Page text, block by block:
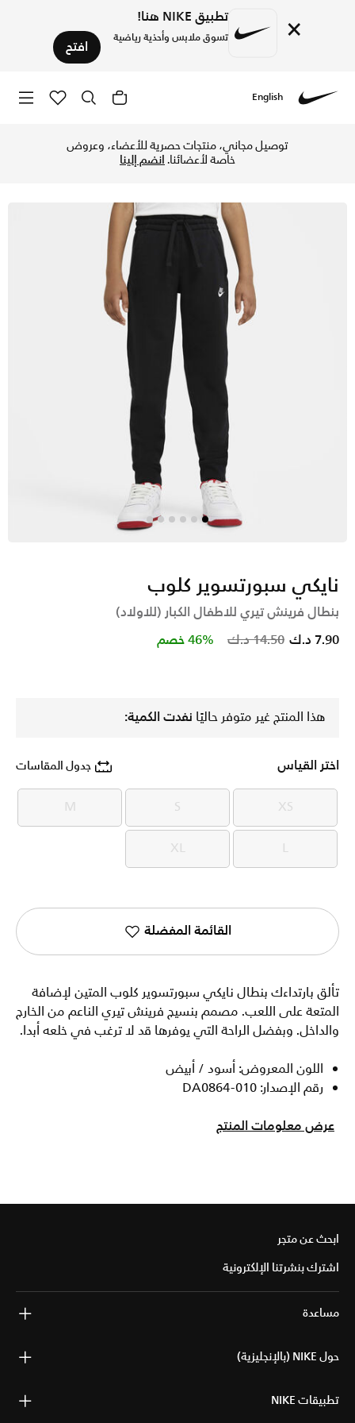
× تطبيق NIKE هنا!
تسوق ملابس وأحذية رياضية افتح
English
توصيل مجاني، منتجات حصرية للأعضاء، وعروض
خاصة لأعضائنا.انضم إلينا
نايكي سبورتسوير كلوب
بنطال فرينش تيري للاطفال الكبار (للاولاد)
Price reduced from
14.50 د.ك to 7.90 د.ك 46% خصم
هذا المنتج غير متوفر حاليًا نفدت الكمية:
اختر القياس جدول المقاسات
XS
XS
S
S
M
M
L
L
XL
XL
القائمة المفضلة
تألق بارتداءك بنطال نايكي سبورتسوير كلوب المتين لإضافة
المتعة على اللعب. مصمم بنسيج فرينش تيري الناعم من الخارج
والداخل. وبفضل الراحة التي يوفرها قد لا ترغب في خلعه أبدا.
اللون المعروض: أسود / أبيض
رقم الإصدار: DA0864-010
عرض معلومات المنتج
ابحث عن متجر
اشترك بنشرتنا الإلكترونية
مساعدة
حول NIKE (بالإنجليزية)
تطبيقات NIKE